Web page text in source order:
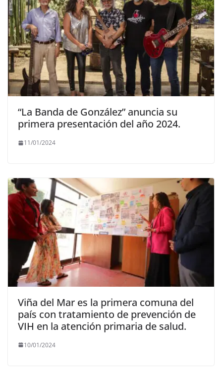
“La Banda de González” anuncia su
primera presentación del año 2024.
11/01/2024
Viña del Mar es la primera comuna del
país con tratamiento de prevención de
VIH en la atención primaria de salud.
10/01/2024